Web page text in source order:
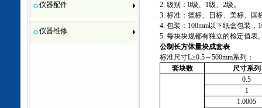
仪器配件
仪器维修
2. 级别：0级、1级、2级。
3. 标准：德标、日标、美标、国
4. 包装：100mm以下纸盒包装，
5. 每块块规都有独立的检定值表
公制长方体量块成套表
标准尺寸L≥0.5～500mm系列：
套块数
尺寸系列
0.5
1
1.0005